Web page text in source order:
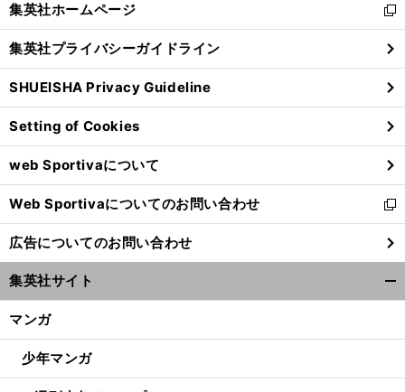
閉
る
集英社ホームページ
新
し
い
ウ
ィ
ン
ド
ウ
で
開
く
集英社プライバシーガイドライン
SHUEISHA Privacy Guideline
Setting of Cookies
web Sportivaについて
Web Sportivaについてのお問い合わせ
新
し
い
ウ
ィ
ン
ウ
開
広告についてのお問い合わせ
集英社サイト
マンガ
少年マンガ